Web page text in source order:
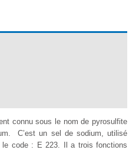
connu sous le nom de pyrosulfite
C’est un sel de sodium, utilisé
le code : E 223. Il a trois fonctions